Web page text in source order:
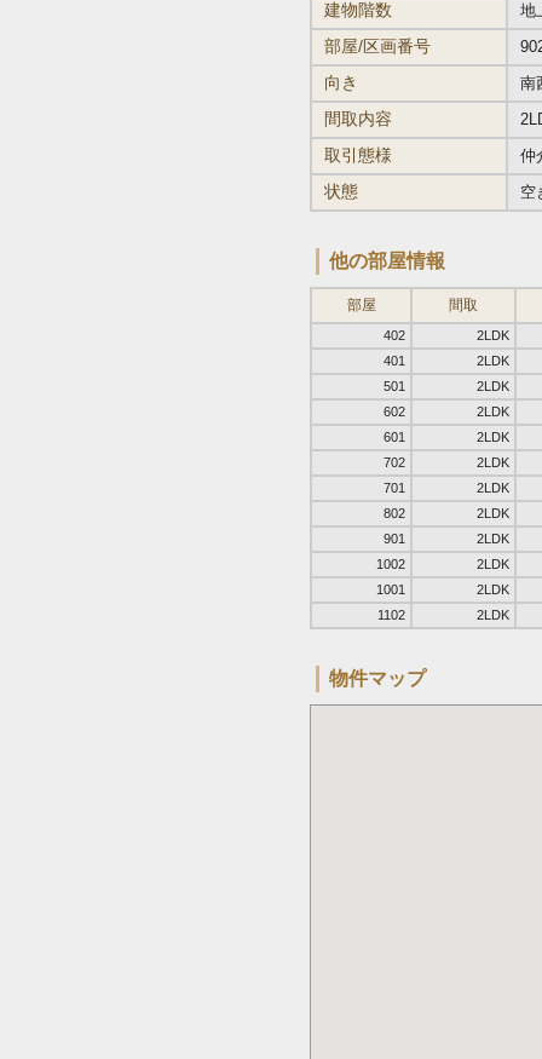
建物階数 地
部屋/区画番号
向き 南
間取内容
取引態様 仲
状態 空
他の部屋情報
部屋 間取
402
2LDK
401
2LDK
501
2LDK
602
2LDK
601
2LDK
702
2LDK
701
2LDK
802
2LDK
901
2LDK
1002
2LDK
1001
2LDK
1102
2LDK
物件マップ